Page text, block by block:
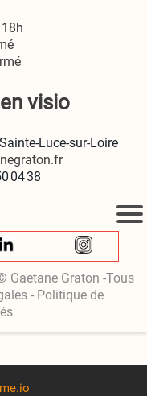
visio
04 38
Gaetane Graton -Tous
- Politique de